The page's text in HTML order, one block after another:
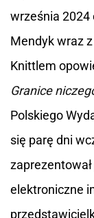
września 2024
Mendyk wraz
Knittlem
Granice
Polskiego
się parę dni
elektroniczne